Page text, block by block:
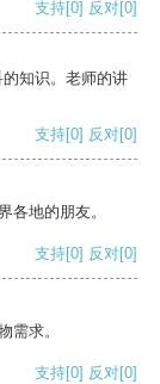
支持[0] 反对[0]
知识。老师的讲
支持[0] 反对[0]
各地的朋友。
支持[0] 反对[0]
需求。
支持[0] 反对[0]